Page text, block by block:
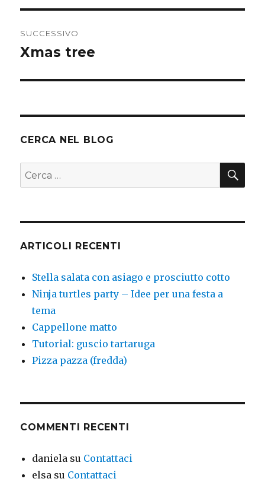
SUCCESSIVO
Articolo
Xmas tree
CERCA NEL BLOG
Cerca:
ARTICOLI RECENTI
Stella salata con asiago e prosciutto cotto
Ninja turtles party – Idee per una festa a
tema
Cappellone matto
Tutorial: guscio tartaruga
Pizza pazza (fredda)
COMMENTI RECENTI
daniela su Contattaci
elsa su Contattaci